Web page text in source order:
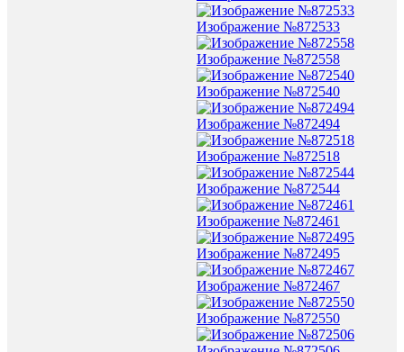
Изображение №872533
Изображение №872558
Изображение №872540
Изображение №872494
Изображение №872518
Изображение №872544
Изображение №872461
Изображение №872495
Изображение №872467
Изображение №872550